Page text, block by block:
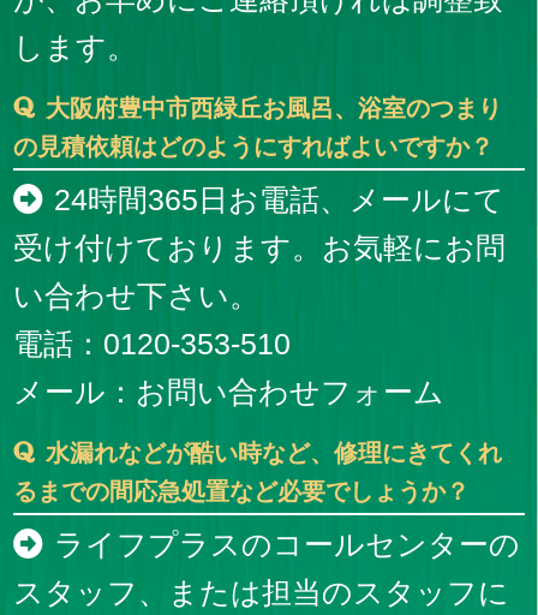
します。
大阪府豊中市西緑丘お風呂、浴室のつまり
の見積依頼はどのようにすればよいですか？
24時間365日お電話、メールにて
受け付けております。お気軽にお問
い合わせ下さい。
電話：0120-353-510
メール： お問い合わせフォーム
水漏れなどが酷い時など、修理にきてくれ
るまでの間応急処置など必要でしょうか？
ライフプラスのコールセンターの
スタッフ、または担当のスタッフに